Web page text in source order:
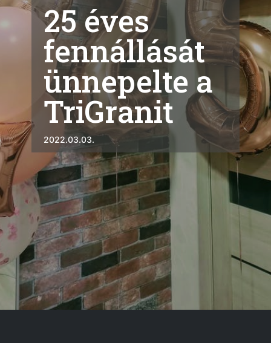
25 éves
fennállását
ünnepelte a
TriGranit
2022.03.03.